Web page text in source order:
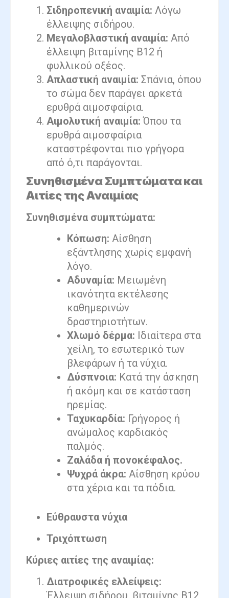
Σιδηροπενική αναιμία: Λόγω
έλλειψης σιδήρου.
Μεγαλοβλαστική αναιμία: Από
έλλειψη βιταμίνης Β12 ή
φυλλικού οξέος.
Απλαστική αναιμία: Σπάνια, όπου
το σώμα δεν παράγει αρκετά
ερυθρά αιμοσφαίρια.
Αιμολυτική αναιμία: Όπου τα
ερυθρά αιμοσφαίρια
καταστρέφονται πιο γρήγορα
από ό,τι παράγονται.
Συνηθισμένα Συμπτώματα και
Αιτίες της Αναιμίας
Συνηθισμένα συμπτώματα:
Κόπωση: Αίσθηση
εξάντλησης χωρίς εμφανή
λόγο.
Αδυναμία: Μειωμένη
ικανότητα εκτέλεσης
καθημερινών
δραστηριοτήτων.
Χλωμό δέρμα: Ιδιαίτερα στα
χείλη, το εσωτερικό των
βλεφάρων ή τα νύχια.
Δύσπνοια: Κατά την άσκηση
ή ακόμη και σε κατάσταση
ηρεμίας.
Ταχυκαρδία: Γρήγορος ή
ανώμαλος καρδιακός
παλμός.
Ζαλάδα ή πονοκέφαλος.
Ψυχρά άκρα: Αίσθηση κρύου
στα χέρια και τα πόδια.
Εύθραυστα νύχια
Τριχόπτωση
Κύριες αιτίες της αναιμίας:
Διατροφικές ελλείψεις:
Έλλειψη σιδήρου, βιταμίνης Β12